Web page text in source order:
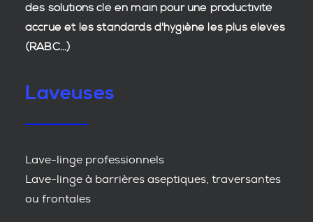
des solutions clé en main pour une productivité
accrue et lesstandards d'hygiène les plus élevés
(RABC...)
Laveuses
Lave-linge professionnels
Lave-linge à barrières aseptiques, traversantes
ou frontales